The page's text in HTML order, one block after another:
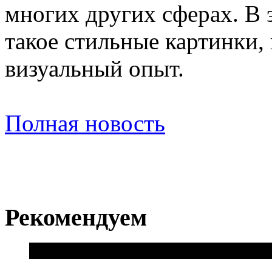
многих других сферах. В
такое стильные
визуальный опыт.
Полная новость
Рекомендуем